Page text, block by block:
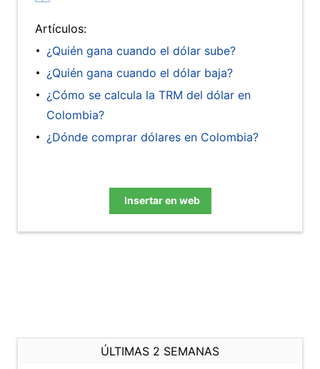
Artículos:
¿Quién gana cuando el dólar sube?
¿Quién gana cuando el dólar baja?
¿Cómo se calcula la TRM del dólar en
Colombia?
¿Dónde comprar dólares en Colombia?
Insertar en web
ÚLTIMAS 2 SEMANAS